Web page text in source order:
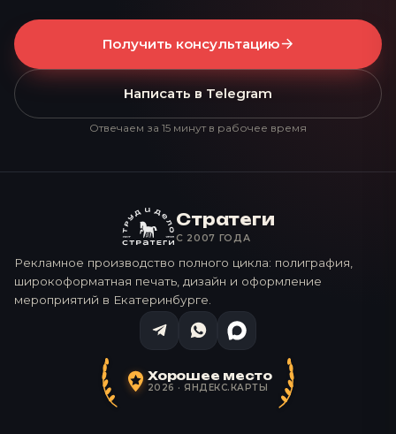
Получить консультацию
Написать в Telegram
Отвечаем за 15 минут в рабочее время
Стратеги
С 2007 ГОДА
Рекламное производство полного цикла: полиграфия,
широкоформатная печать, дизайн и оформление
мероприятий в Екатеринбурге.
Хорошее место
2026 · ЯНДЕКС.КАРТЫ